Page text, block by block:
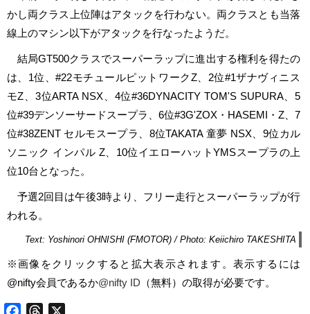
かし両クラス上位陣はアタックを行わない。両クラスとも当落
線上のマシン以下がアタックを行なったようだ。
結局GT500クラスでスーパーラップに進出する権利を得たの
は、1位、#22モチュールピットワークZ、2位#1ザナヴィニス
モZ、3位ARTA NSX、4位#36DYNACITY TOM'S SUPURA、5
位#39デンソーサードスープラ、6位#3G'ZOX・HASEMI・Z、7
位#38ZENT セルモスープラ、8位TAKATA 童夢 NSX、9位カル
ソニック インパル Z、10位イエローハットYMSスープラの上
位10台となった。
予選2回目は午後3時より、フリー走行とスーパーラップが行
われる。
Text: Yoshinori OHNISHI (FMOTOR) / Photo: Keiichiro TAKESHITA
※画像をクリックすると拡大表示されます。表示するには
@nifty会員であるか@nifty ID （無料）の取得が必要です。
FacebookThreads